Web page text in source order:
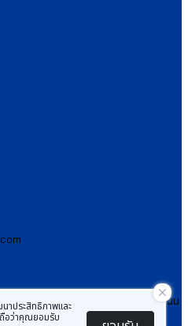
าประสิทธิภาพและ
อว่าคุณยอมรับ
เลขที่ 117 ซอยศูนย์การค้าสาย 4 ถนน
จังหวัดระยอง 21000.